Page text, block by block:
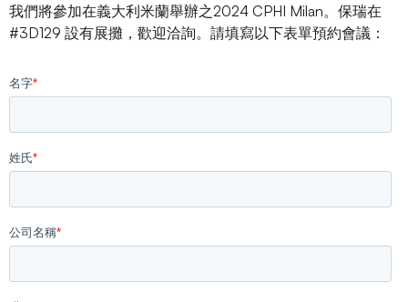
我們將參加在義大利米蘭舉辦之2024 CPHI Milan。保瑞在
#3D129 設有展攤，歡迎洽詢。請填寫以下表單預約會議：